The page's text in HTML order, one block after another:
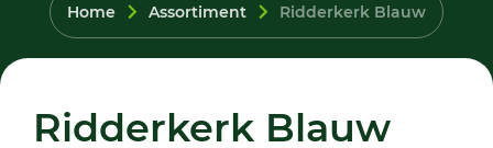
Home Assortiment Ridderkerk Blauw
Ridderkerk Blauw